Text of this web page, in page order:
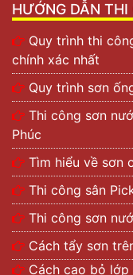
HƯỚNG DẪN THI
Quy trình thi
chính xác nhất
Quy trình sơn
Thi công sơn
Phúc
Tìm hiểu về sơn
Thi công sân
Thi công sơn
Cách tẩy sơn
Cách cạo bỏ